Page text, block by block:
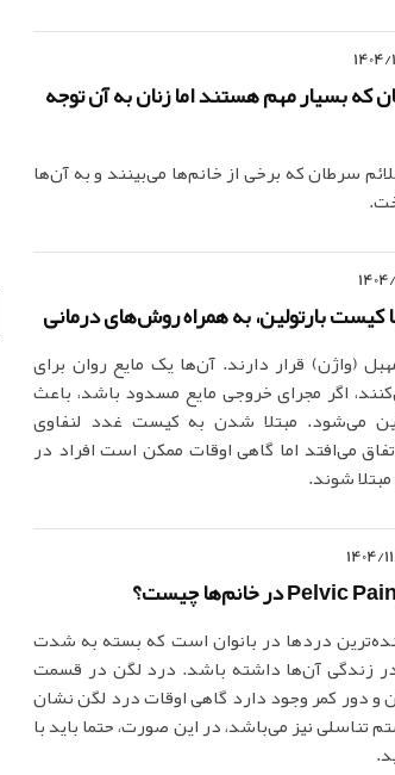
که بسیار مهم هستند اما زنان به آن توجه
سرطان که برخی از خانم‌ها می‌بینند و به آن‌ها
کیست بارتولین، به همراه روش‌های درمانی
(واژن) قرار دارند. آن‌ها یک مایع روان برای
اگر مجرای خروجی مایع مسدود باشد، باعث
می‌شود. مبتلا شدن به کیست غدد لنفاوی
سن 20 سالگی اتفاق می‌افتد اما گاهی اوقات ممکن است افراد در
شوند.
1404/
دردها در بانوان است که بسته به شدت
زندگی آن‌ها داشته باشد. درد لگن در قسمت
دور کمر وجود دارد گاهی اوقات درد لگن نشان
نیز می‌باشد، در این صورت، حتما باید با